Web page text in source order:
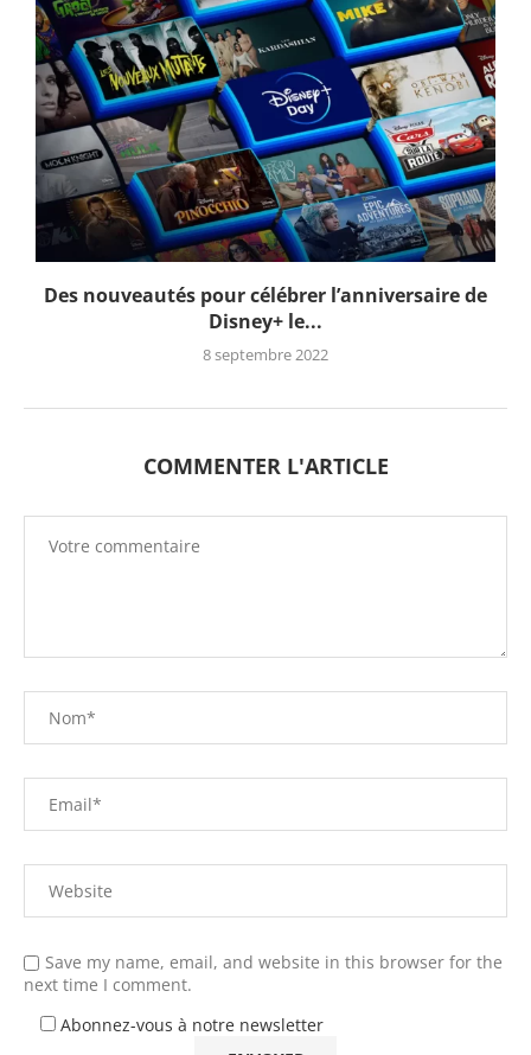
Des nouveautés pour célébrer l’anniversaire de
Disney+ le...
8 septembre 2022
COMMENTER L'ARTICLE
Save my name, email, and website in this browser for the
next time I comment.
Abonnez-vous à notre newsletter